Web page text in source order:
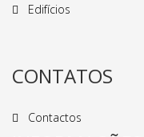
Edifícios
CONTATOS
Contactos